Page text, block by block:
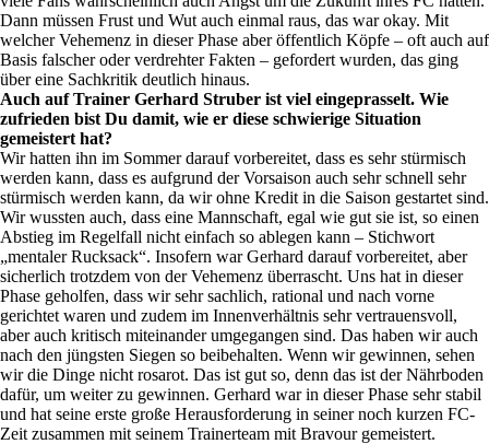
Dann müssen Frust und Wut auch einmal raus, das war okay. Mit
welcher Vehemenz in dieser Phase aber öffentlich Köpfe – oft auch auf
Basis falscher oder verdrehter Fakten – gefordert wurden, das ging
über eine Sachkritik deutlich hinaus.
Auch auf Trainer Gerhard Struber ist viel eingeprasselt. Wie
zufrieden bist Du damit, wie er diese schwierige Situation
gemeistert hat?
Wir hatten ihn im Sommer darauf vorbereitet, dass es sehr stürmisch
werden kann, dass es aufgrund der Vorsaison auch sehr schnell sehr
stürmisch werden kann, da wir ohne Kredit in die Saison gestartet sind.
Wir wussten auch, dass eine Mannschaft, egal wie gut sie ist, so einen
Abstieg im Regelfall nicht einfach so ablegen kann – Stichwort
„mentaler Rucksack“. Insofern war Gerhard darauf vorbereitet, aber
sicherlich trotzdem von der Vehemenz überrascht. Uns hat in dieser
Phase geholfen, dass wir sehr sachlich, rational und nach vorne
gerichtet waren und zudem im Innenverhältnis sehr vertrauensvoll,
aber auch kritisch miteinander umgegangen sind. Das haben wir auch
nach den jüngsten Siegen so beibehalten. Wenn wir gewinnen, sehen
wir die Dinge nicht rosarot. Das ist gut so, denn das ist der Nährboden
dafür, um weiter zu gewinnen. Gerhard war in dieser Phase sehr stabil
und hat seine erste große Herausforderung in seiner noch kurzen FC-
Zeit zusammen mit seinem Trainerteam mit Bravour gemeistert.